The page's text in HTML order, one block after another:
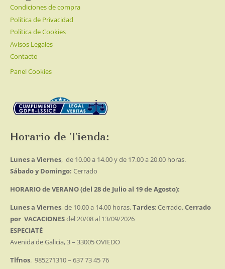
Condiciones de compra
Política de Privacidad
Política de Cookies
Avisos Legales
Contacto
Panel Cookies
Horario de Tienda:
Lunes a Viernes, de 10.00 a 14.00 y de 17.00 a 20.00 horas.
Sábado y Domingo: Cerrado
HORARIO de VERANO (del 28 de Julio al 19 de Agosto):
Lunes a Viernes, de 10.00 a 14.00 horas.Tardes: Cerrado.Cerrado
por VACACIONESdel 20/08 al 13/09/2026
ESPECIATÉ
Avenida de Galicia, 3 – 33005 OVIEDO
Tlfnos. 985271310 – 637 73 45 76